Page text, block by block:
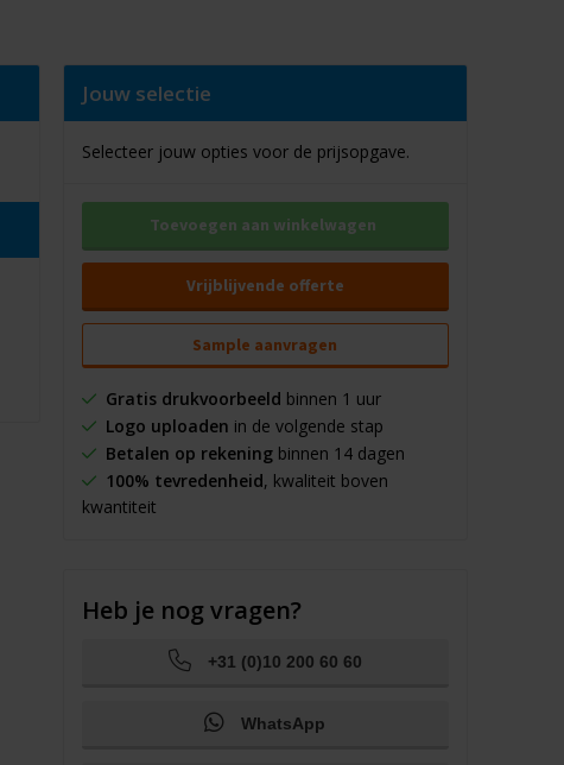
Jouw selectie
Selecteer jouw opties voor de prijsopgave.
Toevoegen aan winkelwagen
Vrijblijvende offerte
Sample aanvragen
Gratis drukvoorbeeld binnen 1 uur
Logo uploaden in de volgende stap
Betalen op rekeningbinnen 14 dagen
100% tevredenheid, kwaliteit boven
kwantiteit
Heb je nog vragen?
+31 (0)10 200 60 60
WhatsApp